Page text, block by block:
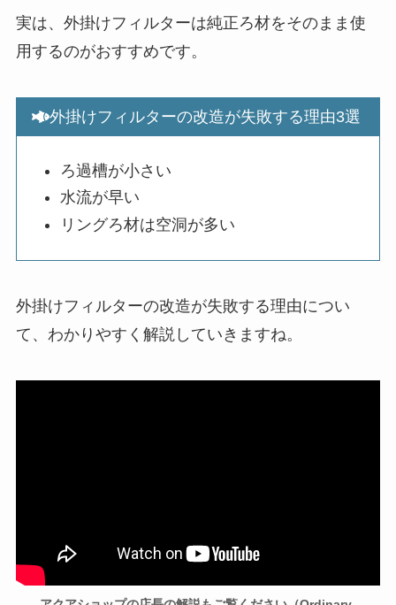
実は、外掛けフィルターは純正ろ材をそのまま使
用するのがおすすめです。
外掛けフィルターの改造が失敗する理由3選
ろ過槽が小さい
水流が早い
リングろ材は空洞が多い
外掛けフィルターの改造が失敗する理由につい
て、わかりやすく解説していきますね。